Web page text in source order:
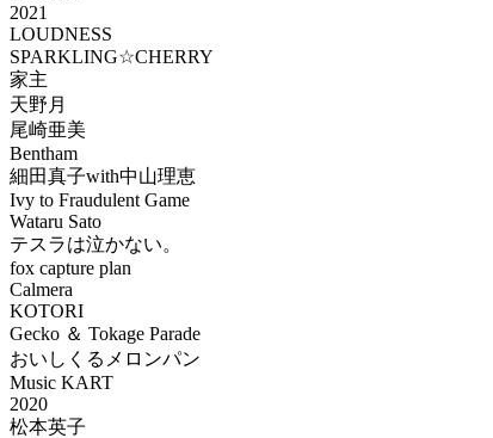
2021
LOUDNESS
SPARKLING☆CHERRY
家主
天野月
尾崎亜美
Bentham
細田真子with中山理恵
Ivy to Fraudulent Game
Wataru Sato
テスラは泣かない。
fox capture plan
Calmera
KOTORI
Gecko ＆ Tokage Parade
おいしくるメロンパン
Music KART
2020
松本英子